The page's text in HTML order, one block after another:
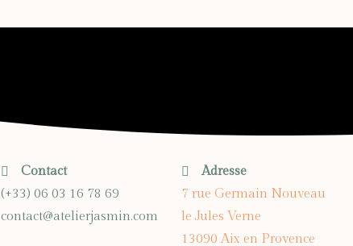
Contact
(+33) 06 03 16 78 69
contact@atelierjasmin.com
Adresse
7 rue Germain Nouveau
le Jules Verne
13090 Aix en Provence